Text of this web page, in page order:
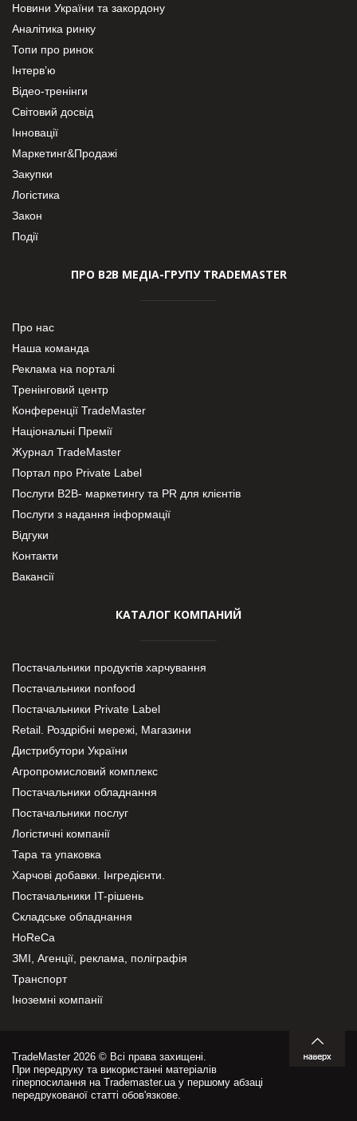
Новини України та закордону
Аналітика ринку
Топи про ринок
Інтерв’ю
Відео-тренінги
Світовий досвід
Інновації
Маркетинг&Продажі
Закупки
Логістика
Закон
Події
ПРО В2В МЕДІА-ГРУПУ TRADEMASTER
Про нас
Наша команда
Реклама на порталі
Тренінговий центр
Конференції TradeMaster
Національні Премії
Журнал TradeMaster
Портал про Private Label
Послуги В2В- маркетингу та PR для клієнтів
Послуги з надання інформації
Відгуки
Контакти
Вакансії
КАТАЛОГ КОМПАНИЙ
Постачальники продуктів харчування
Постачальники nonfood
Постачальники Private Label
Retail. Роздрібні мережі, Магазини
Дистрибутори України
Агропромисловий комплекс
Постачальники обладнання
Постачальники послуг
Логістичні компанії
Тара та упаковка
Харчові добавки. Інгредієнти.
Постачальники IT-рішень
Складське обладнання
HoReCa
ЗМІ, Агенції, реклама, поліграфія
Транспорт
Іноземні компанії
TradeMaster 2026 © Всі права захищені.
При передруку та використанні матеріалів
гіперпосилання на Trademaster.ua у першому абзаці
передрукованої статті обов'язкове.